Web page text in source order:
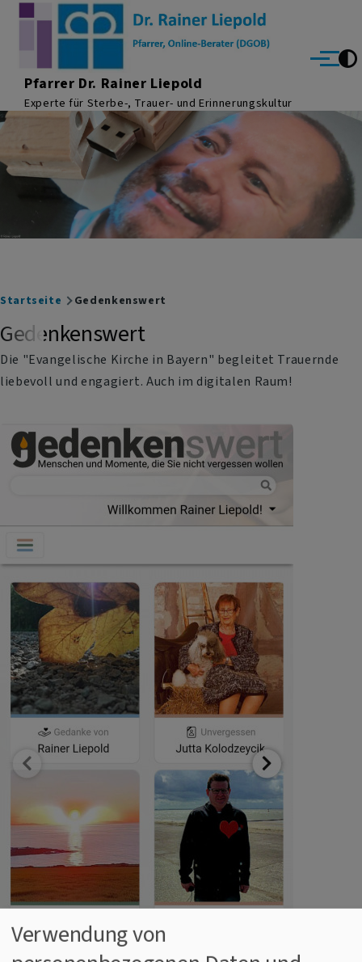
Direkt zum Inhalt
Pfarrer Dr. Rainer Liepold
Experte für Sterbe-, Trauer- und Erinnerungskultur
Menü
Breadcrumb
Startseite Gedenkenswert
Gedenkenswert
Die "Evangelische Kirche in Bayern" begleitet Trauernde
liebevoll und engagiert. Auch im digitalen Raum!
Rainer Liepold
Verwendung von